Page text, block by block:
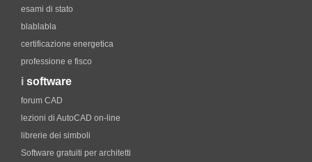
esami di stato
blablabla
certificazione energetica
professione e fisco
i software
forum CAD
lezioni di AutoCAD on-line
librerie dei simboli
Software gratuiti per architetti